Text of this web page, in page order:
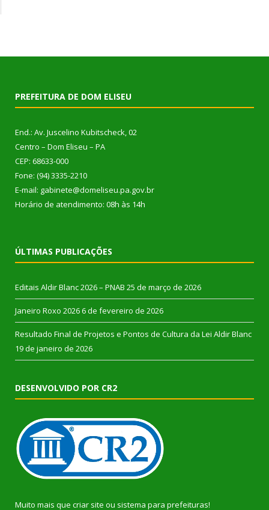
PREFEITURA DE DOM ELISEU
End.: Av. Juscelino Kubitscheck, 02
Centro – Dom Eliseu – PA
CEP: 68633-000
Fone: (94) 3335-2210
E-mail: gabinete@domeliseu.pa.gov.br
Horário de atendimento: 08h às 14h
ÚLTIMAS PUBLICAÇÕES
Editais Aldir Blanc 2026 – PNAB 25 de março de 2026
Janeiro Roxo 2026 6 de fevereiro de 2026
Resultado Final de Projetos e Pontos de Cultura da Lei Aldir Blanc
19 de janeiro de 2026
DESENVOLVIDO POR CR2
Muito mais que criar site ou sistema para prefeituras!